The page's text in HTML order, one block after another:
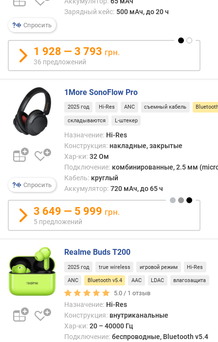
б
е
л
я
(
м
р
а
д
у
с
е
й
с
т
(
м
)
т
и
п
Спросить
Зарядный кейс: 500 мАч, до 20 ч
1 928 — 3 793 грн.
36 предложений
Спросить
1More SonoFlow Pro
2025 год Hi-Res ANC съемный кабель
складываются L-штекер
Назначение: Hi-Res
Конструкция: накладные, закрытые
Хар-ки: 32 Ом
Подключение: комбинированные, 2.5 мм
Кабель: круглый
Аккумулятор: 720 мАч, до 65 ч
3 649 — 5 999 грн.
5 предложений
Realme Buds T200
2025 год true wireless игровой режим Hi-Res
ANC Bluetooth v5.4 AAC LDAC влагозащита
5.0 / 1 отзыв
Назначение: Hi-Res
Конструкция: внутриканальные
Хар-ки: 20 – 40000 Гц
Подключение: беспроводные, Bluetooth v5.4